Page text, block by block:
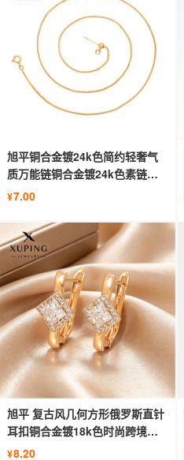
旭平铜合金镀24k色简约轻奢气
质万能链铜合金镀24k色素链配
链批发
¥7.00
旭平 复古风几何方形俄罗斯直针
耳扣铜合金镀18k色时尚跨境耳
饰女
¥8.20